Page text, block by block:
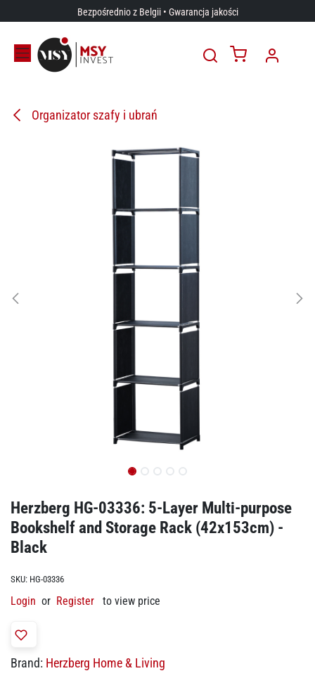
Przejdź do zawartościBezpośrednio z Belgii • Gwarancja jakości
Organizator szafy i ubrań
Herzberg HG-03336: 5-Layer Multi-purpose
Bookshelf and Storage Rack (42x153cm) -
Black
SKU: HG-03336
Login or Register to view price
Brand: Herzberg Home & Living